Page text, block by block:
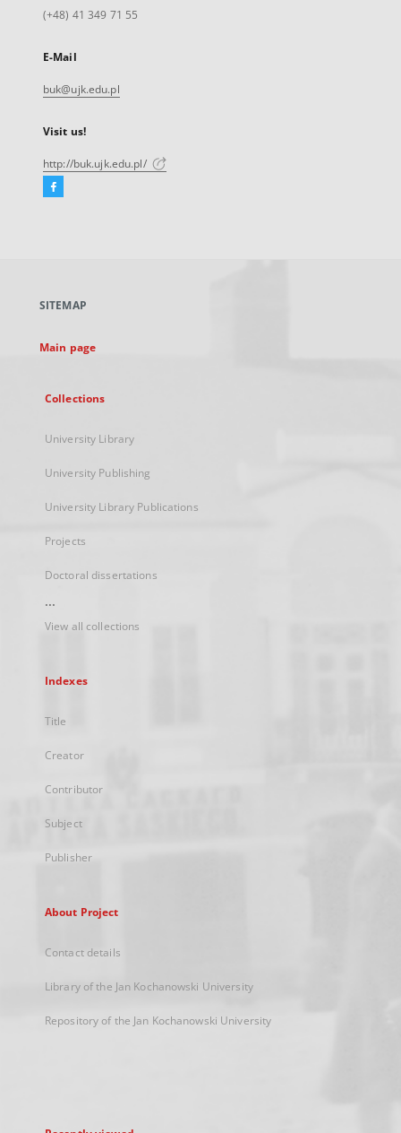
(+48) 41 349 71 55
E-Mail
buk@ujk.edu.pl
Visit us!
http://buk.ujk.edu.pl/
Facebook
new
SITEMAP
Main page
Collections
University Library
University Publishing
University Library Publications
Projects
Doctoral dissertations
...
View all collections
Indexes
Title
Creator
Contributor
Subject
Publisher
About Project
Contact details
Library of the Jan Kochanowski University
Repository of the Jan Kochanowski University